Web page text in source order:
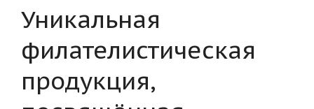
Уникальная
филателистическая
продукция,